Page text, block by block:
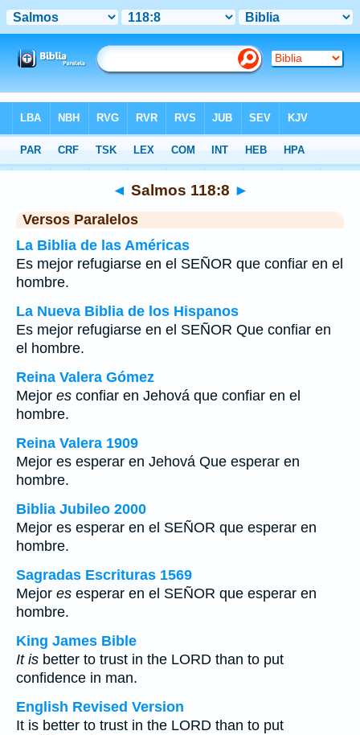
>Salmos Capítulo 118 > Verso 8
◄ Salmos 118:8 ►
Versos Paralelos
La Biblia de las Américas
Es mejor refugiarse en el SEÑOR que confiar en el
hombre.
La Nueva Biblia de los Hispanos
Es mejor refugiarse en el SEÑOR Que confiar en
el hombre.
Reina Valera Gómez
Mejor es confiar en Jehová que confiar en el
hombre.
Reina Valera 1909
Mejor es esperar en Jehová Que esperar en
hombre.
Biblia Jubileo 2000
Mejor es esperar en el SEÑOR que esperar en
hombre.
Sagradas Escrituras 1569
Mejor es esperar en el SEÑOR que esperar en
hombre.
King James Bible
It is better to trust in the LORD than to put
confidence in man.
English Revised Version
It is better to trust in the LORD than to put